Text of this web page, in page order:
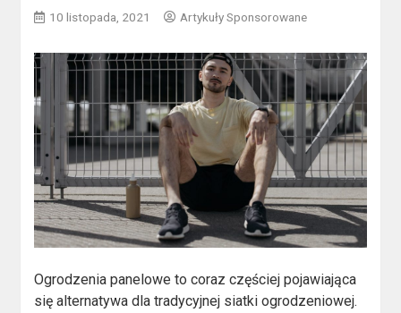
10 listopada, 2021 Artykuły Sponsorowane
Ogrodzenia panelowe to coraz częściej pojawiająca
się alternatywa dla tradycyjnej siatki ogrodzeniowej.